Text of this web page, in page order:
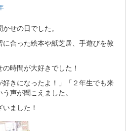
せの日でした。
合った絵本や紙芝居、手遊びを教
時間が大好きでした！
きになったよ！」「２年生でも来
声が聞こえました。
ました！